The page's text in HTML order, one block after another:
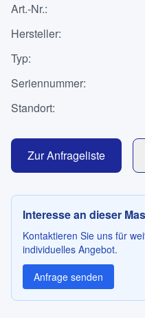
Anfrageliste
Deutsch
Art.-Nr.:
Hersteller:
Typ:
Seriennummer:
Standort:
Zur Anfrageliste
Interesse an dieser
Kontaktieren Sie uns für
individuelles Angebot.
Anfrage senden